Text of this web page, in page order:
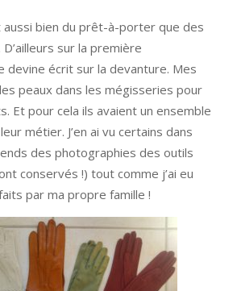
aussi bien du prêt-à-porter que des
sur la première
devine écrit sur la devanture. Mes
peaux dans les mégisseries pour
Et pour cela ils avaient un ensemble
métier. J’en ai vu certains dans
des photographies des outils
conservés !) tout comme j’ai eu
par ma propre famille !